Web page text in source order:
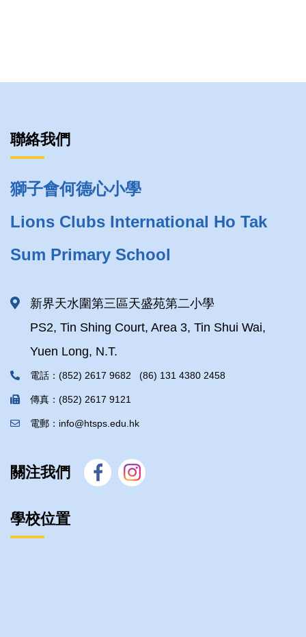
聯絡我們
獅子會何德心小學
Lions Clubs International Ho Tak
Sum Primary School
新界天水圍第三區天盛苑第二小學
PS2, Tin Shing Court, Area 3, Tin Shui Wai,
Yuen Long, N.T.
電話：(852) 2617 9682 (86) 131 4380 2458
傳真：(852) 2617 9121
電郵：info@htsps.edu.hk
關注我們
學校位置